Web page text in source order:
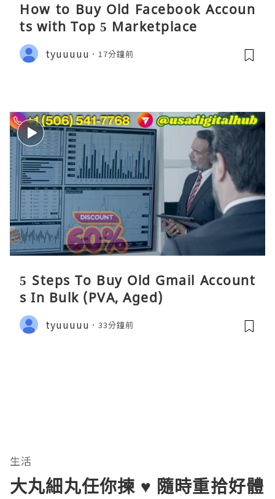
How to Buy Old Facebook Accoun
ts​ with Top 5 Marketplace
tyuuuuu 17分鐘前
5 Steps To Buy Old Gmail Account
s In Bulk (PVA, Aged)
tyuuuuu 33分鐘前
生活
大丸細丸任你揀 ♥ 隨時重拾好體